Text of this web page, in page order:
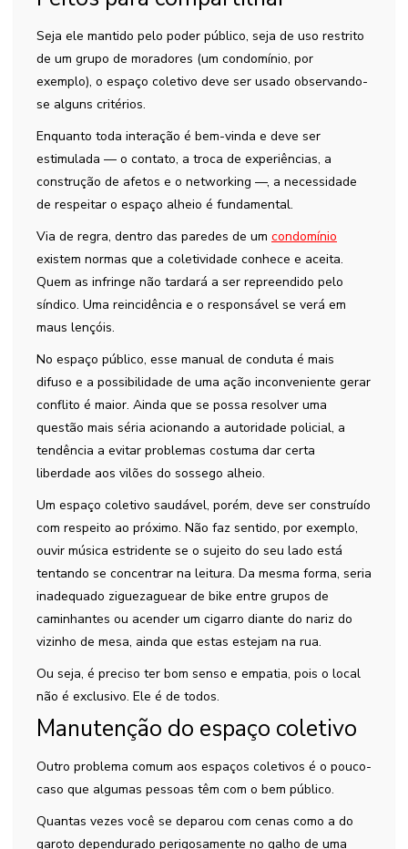
Seja ele mantido pelo poder público, seja de uso restrito
de um grupo de moradores (um condomínio, por
exemplo), o espaço coletivo deve ser usado observando-
se alguns critérios.
Enquanto toda interação é bem-vinda e deve ser
estimulada — o contato, a troca de experiências, a
construção de afetos e o networking —, a necessidade
de respeitar o espaço alheio é fundamental.
Via de regra, dentro das paredes de um condomínio
existem normas que a coletividade conhece e aceita.
Quem as infringe não tardará a ser repreendido pelo
síndico. Uma reincidência e o responsável se verá em
maus lençóis.
No espaço público, esse manual de conduta é mais
difuso e a possibilidade de uma ação inconveniente gerar
conflito é maior. Ainda que se possa resolver uma
questão mais séria acionando a autoridade policial, a
tendência a evitar problemas costuma dar certa
liberdade aos vilões do sossego alheio.
Um espaço coletivo saudável, porém, deve ser construído
com respeito ao próximo. Não faz sentido, por exemplo,
ouvir música estridente se o sujeito do seu lado está
tentando se concentrar na leitura. Da mesma forma, seria
inadequado ziguezaguear de bike entre grupos de
caminhantes ou acender um cigarro diante do nariz do
vizinho de mesa, ainda que estas estejam na rua.
Ou seja, é preciso ter bom senso e empatia, pois o local
não é exclusivo. Ele é de todos.
Manutenção do espaço coletivo
Outro problema comum aos espaços coletivos é o pouco-
caso que algumas pessoas têm com o bem público.
Quantas vezes você se deparou com cenas como a do
garoto dependurado perigosamente no galho de uma